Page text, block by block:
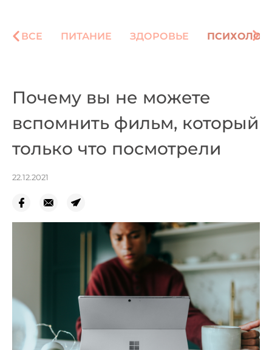
ВСЕ ПИТАНИЕ ЗДОРОВЬЕ
Почему вы не можете
вспомнить фильм, который
только что посмотрели
22.12.2021